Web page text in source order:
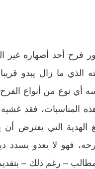
أحد أصهاره غير
الذي ما زال يبدو
أي نوع من أنواع
المناسبات، فقد غشيه
الهدية التي يفترض أن
فهو لا يعدو يسدد
– رغم ذلك – بتقديم